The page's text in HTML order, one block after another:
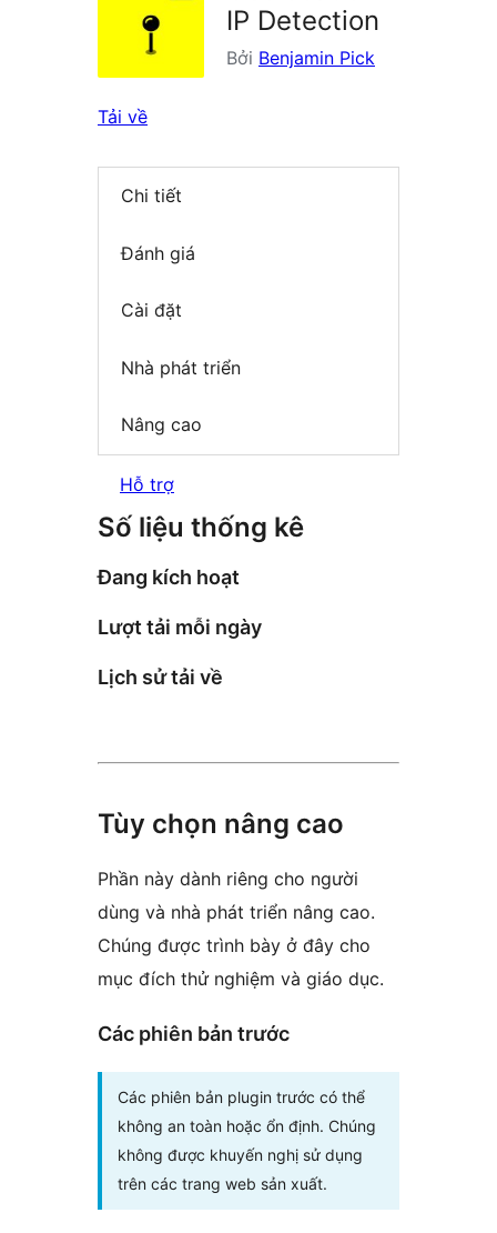
IP Detection
Bởi Benjamin Pick
Tải về
Chi tiết
Đánh giá
Cài đặt
Nhà phát triển
Nâng cao
Hỗ trợ
Số liệu thống kê
Đang kích hoạt
Lượt tải mỗi ngày
Lịch sử tải về
Tùy chọn nâng cao
Phần này dành riêng cho người
dùng và nhà phát triển nâng cao.
Chúng được trình bày ở đây cho
mục đích thử nghiệm và giáo dục.
Các phiên bản trước
Các phiên bản plugin trước có thể
không an toàn hoặc ổn định. Chúng
không được khuyến nghị sử dụng
trên các trang web sản xuất.